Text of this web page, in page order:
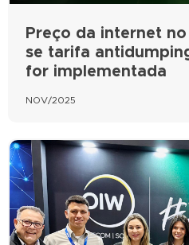
Preço da internet
se tarifa
for implementada
NOV/2025